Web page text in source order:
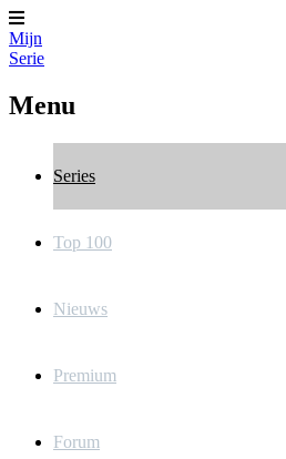
Mijn
Serie
Menu
Series
Top 100
Nieuws
Premium
Forum